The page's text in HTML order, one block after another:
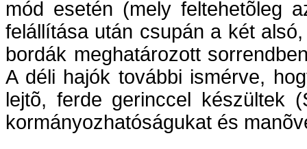
mód esetén (mely feltehetõleg
felállítása után csupán a két
bordák meghatározott
A déli hajók további ismérve,
lejtõ, ferde gerinccel készültek
kormányozhatóságukat és